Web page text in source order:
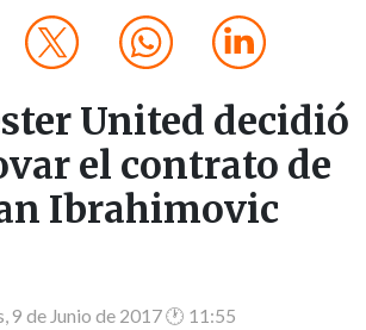
United decidió
el contrato de
Ibrahimovic
9 de Junio de 2017 🕐 11:55